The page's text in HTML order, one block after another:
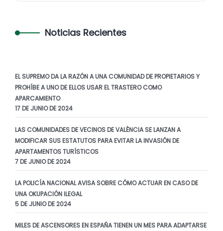
Noticias Recientes
EL SUPREMO DA LA RAZÓN A UNA COMUNIDAD DE PROPIETARIOS Y
PROHÍBE A UNO DE ELLOS USAR EL TRASTERO COMO
APARCAMIENTO
17 DE JUNIO DE 2024
LAS COMUNIDADES DE VECINOS DE VALÈNCIA SE LANZAN A
MODIFICAR SUS ESTATUTOS PARA EVITAR LA INVASIÓN DE
APARTAMENTOS TURÍSTICOS
7 DE JUNIO DE 2024
LA POLICÍA NACIONAL AVISA SOBRE CÓMO ACTUAR EN CASO DE
UNA OKUPACIÓN ILEGAL
5 DE JUNIO DE 2024
MILES DE ASCENSORES EN ESPAÑA TIENEN UN MES PARA ADAPTARSE